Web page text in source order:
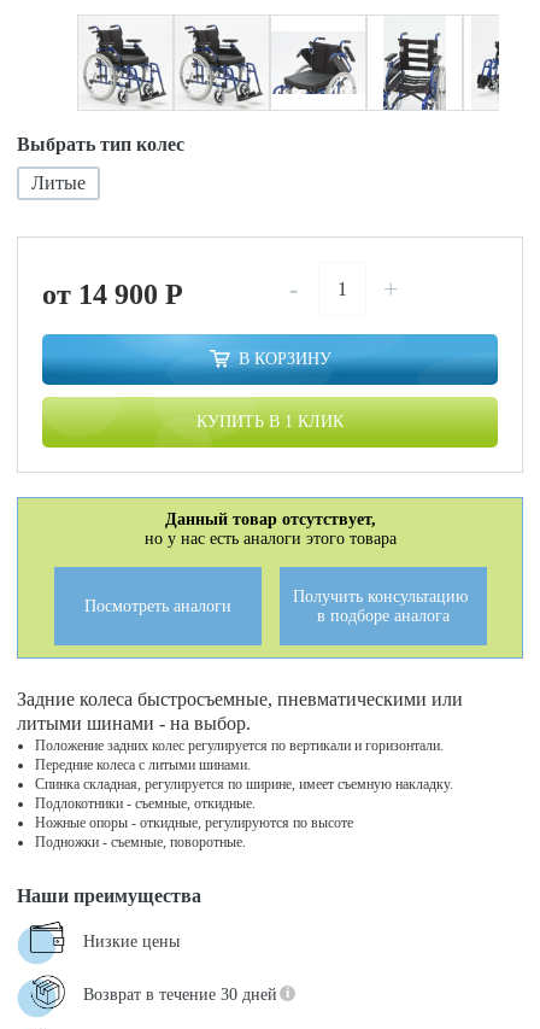
Выбрать тип колес
Литые
от 14 900P - +
В КОРЗИНУ
КУПИТЬ В 1 КЛИК
Данный товар отсутствует,
но у нас есть аналоги этого товара
Посмотреть аналоги
Получить консультацию
в подборе аналога
Задние колеса быстросъемные, пневматическими или
литыми шинами - на выбор.
Положение задних колес регулируется по вертикали и горизонтали.
Передние колеса с литыми шинами.
Спинка складная, регулируется по ширине, имеет съемную накладку.
Подлокотники - съемные, откидные.
Ножные опоры - откидные, регулируются по высоте
Подножки - съемные, поворотные.
Наши преимущества
Низкие цены
Возврат в течение 30 дней